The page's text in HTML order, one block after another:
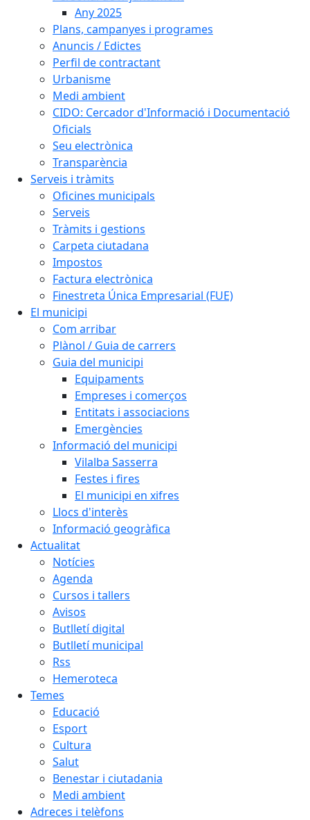
Any 2025
Plans, campanyes i programes
Anuncis / Edictes
Perfil de contractant
Urbanisme
Medi ambient
CIDO: Cercador d'Informació i Documentació
Oficials
Seu electrònica
Transparència
Serveis i tràmits
Oficines municipals
Serveis
Tràmits i gestions
Carpeta ciutadana
Impostos
Factura electrònica
Finestreta Única Empresarial (FUE)
El municipi
Com arribar
Plànol / Guia de carrers
Guia del municipi
Equipaments
Empreses i comerços
Entitats i associacions
Emergències
Informació del municipi
Vilalba Sasserra
Festes i fires
El municipi en xifres
Llocs d'interès
Informació geogràfica
Actualitat
Notícies
Agenda
Cursos i tallers
Avisos
Butlletí digital
Butlletí municipal
Rss
Hemeroteca
Temes
Educació
Esport
Cultura
Salut
Benestar i ciutadania
Medi ambient
Adreces i telèfons